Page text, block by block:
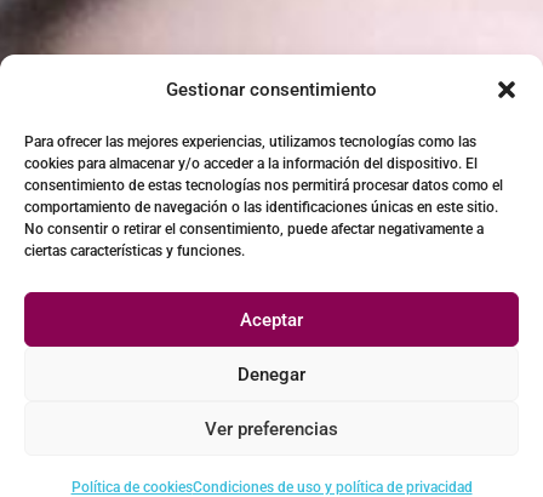
Gestionar consentimiento
Para ofrecer las mejores experiencias, utilizamos tecnologías como las
cookies para almacenar y/o acceder a la información del dispositivo. El
consentimiento de estas tecnologías nos permitirá procesar datos como el
comportamiento de navegación o las identificaciones únicas en este sitio.
No consentir o retirar el consentimiento, puede afectar negativamente a
ciertas características y funciones.
Aceptar
Denegar
Ver preferencias
Política de cookiesCondiciones de uso y política de privacidad